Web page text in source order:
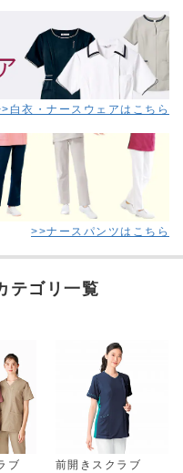
白衣・ナースウェアはこちら
>>ナースパンツはこちら
テゴリ一覧
ブ 前開きスクラブ